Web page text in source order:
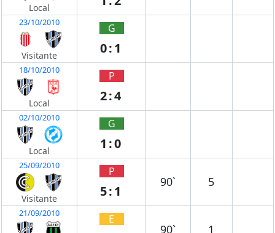
Local
23/10/2010
Visitante
G
0:1
18/10/2010
Local
P
2:4
02/10/2010
Local
G
1:0
25/09/2010
Visitante
P
5:1
90` 5
21/09/2010 E
90` 1